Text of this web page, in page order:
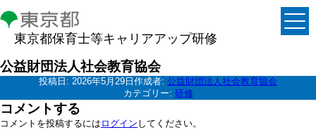
東京都保育士等キャリアアップ研修
公益財団法人社会教育協会
投稿日: 2026年5月29日 作成者: 公益財団法人社会教育協会
カテゴリー: 研修
コメントする
コメントを投稿するには ログイン してください。